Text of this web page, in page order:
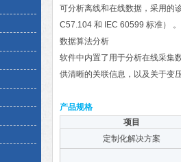
可分析离线和在线数据，采用的
C57.104 和 IEC 60599 标准）
数据算法分析
软件中内置了用于分析在线采集
供清晰的关联信息，以及关于变
产品规格
项目
定制化解决方案